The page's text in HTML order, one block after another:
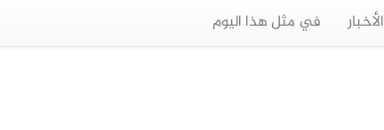
الأخبار في مثل هذا اليوم